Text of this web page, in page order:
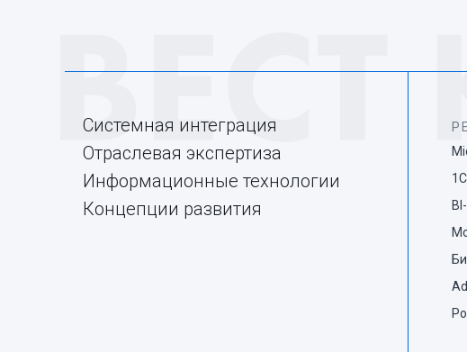
Системная интеграция
Отраслевая экспертиза
Информационные технологии
Концепции развития